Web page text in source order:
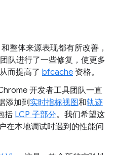
整体来源表现都有所改善，
队进行了一些修复，使更多
而提高了 bfcache 资格。
开发者工具团队一直
添加到实时指标视图和轨迹
括 LCP 子部分。我们希望这
在本地调试时遇到的性能问